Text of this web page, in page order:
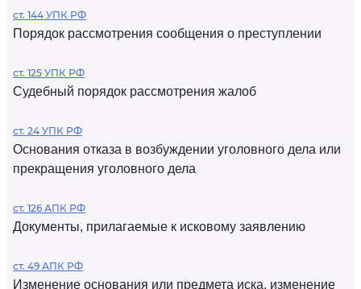
ст. 144 УПК РФ
Порядок рассмотрения сообщения о преступлении
ст. 125 УПК РФ
Судебный порядок рассмотрения жалоб
ст. 24 УПК РФ
Основания отказа в возбуждении уголовного дела или
прекращения уголовного дела
ст. 126 АПК РФ
Документы, прилагаемые к исковому заявлению
ст. 49 АПК РФ
Изменение основания или предмета иска, изменение